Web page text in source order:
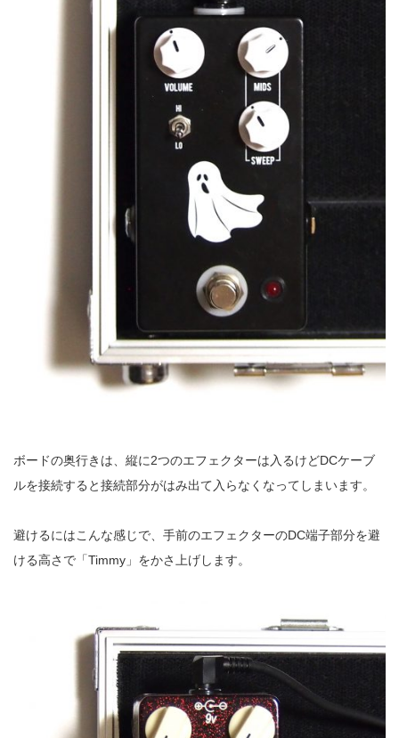
ボードの奥行きは、縦に2つのエフェクターは入るけどDCケーブ
ルを接続すると接続部分がはみ出て入らなくなってしまいます。
避けるにはこんな感じで、手前のエフェクターのDC端子部分を避
ける高さで「Timmy」をかさ上げします。